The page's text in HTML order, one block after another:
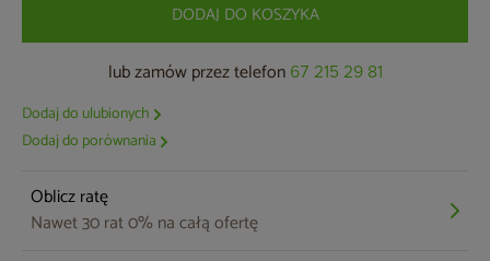
DODAJ DO KOSZYKA
lub zamów przez telefon 67 215 29 81
Dodaj do ulubionych
Dodaj do porównania
Oblicz ratę
Nawet 30 rat 0% na całą ofertę